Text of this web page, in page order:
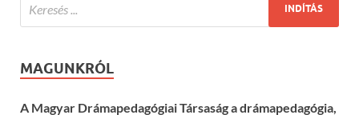
MAGUNKRÓL
A Magyar Drámapedagógiai Társaság a drámapedagógia,